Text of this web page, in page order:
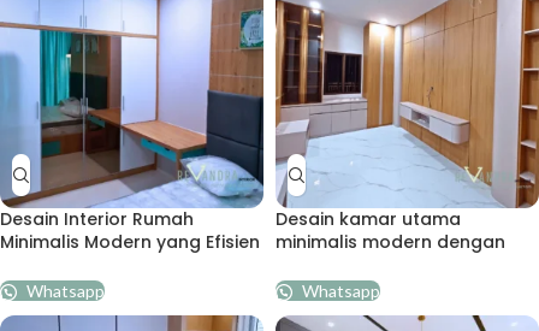
Desain Interior Rumah
Minimalis Modern yang Efisien
Whatsapp
Desain kamar utama
minimalis modern dengan
Whatsapp